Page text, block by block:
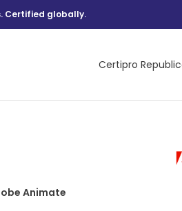
Certified globally.
Certipro
Animate